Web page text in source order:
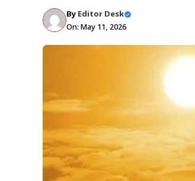
By Editor Desk
On: May 11, 2026